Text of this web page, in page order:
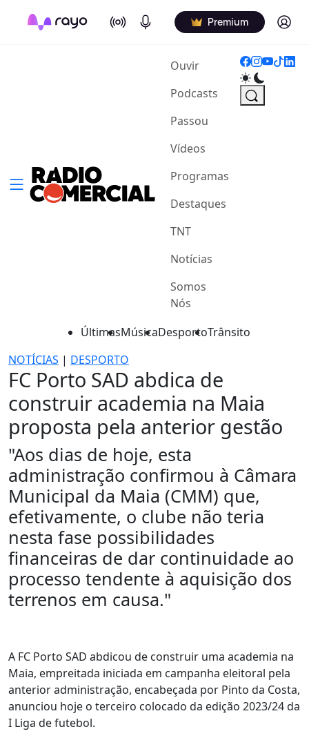
On Air Podcasts Premium Log in
Ouvir(current)
Podcasts
Passou
Vídeos
Programas
Destaques
TNT
Notícias
Somos
Nós
ÚltimasMúsicaDesportoTrânsito
NOTÍCIAS | DESPORTO
FC Porto SAD abdica de
construir academia na Maia
proposta pela anterior gestão
"Aos dias de hoje, esta
administração confirmou à Câmara
Municipal da Maia (CMM) que,
efetivamente, o clube não teria
nesta fase possibilidades
financeiras de dar continuidade ao
processo tendente à aquisição dos
terrenos em causa."
A FC Porto SAD abdicou de construir uma academia na
Maia, empreitada iniciada em campanha eleitoral pela
anterior administração, encabeçada por Pinto da Costa,
anunciou hoje o terceiro colocado da edição 2023/24 da
I Liga de futebol.